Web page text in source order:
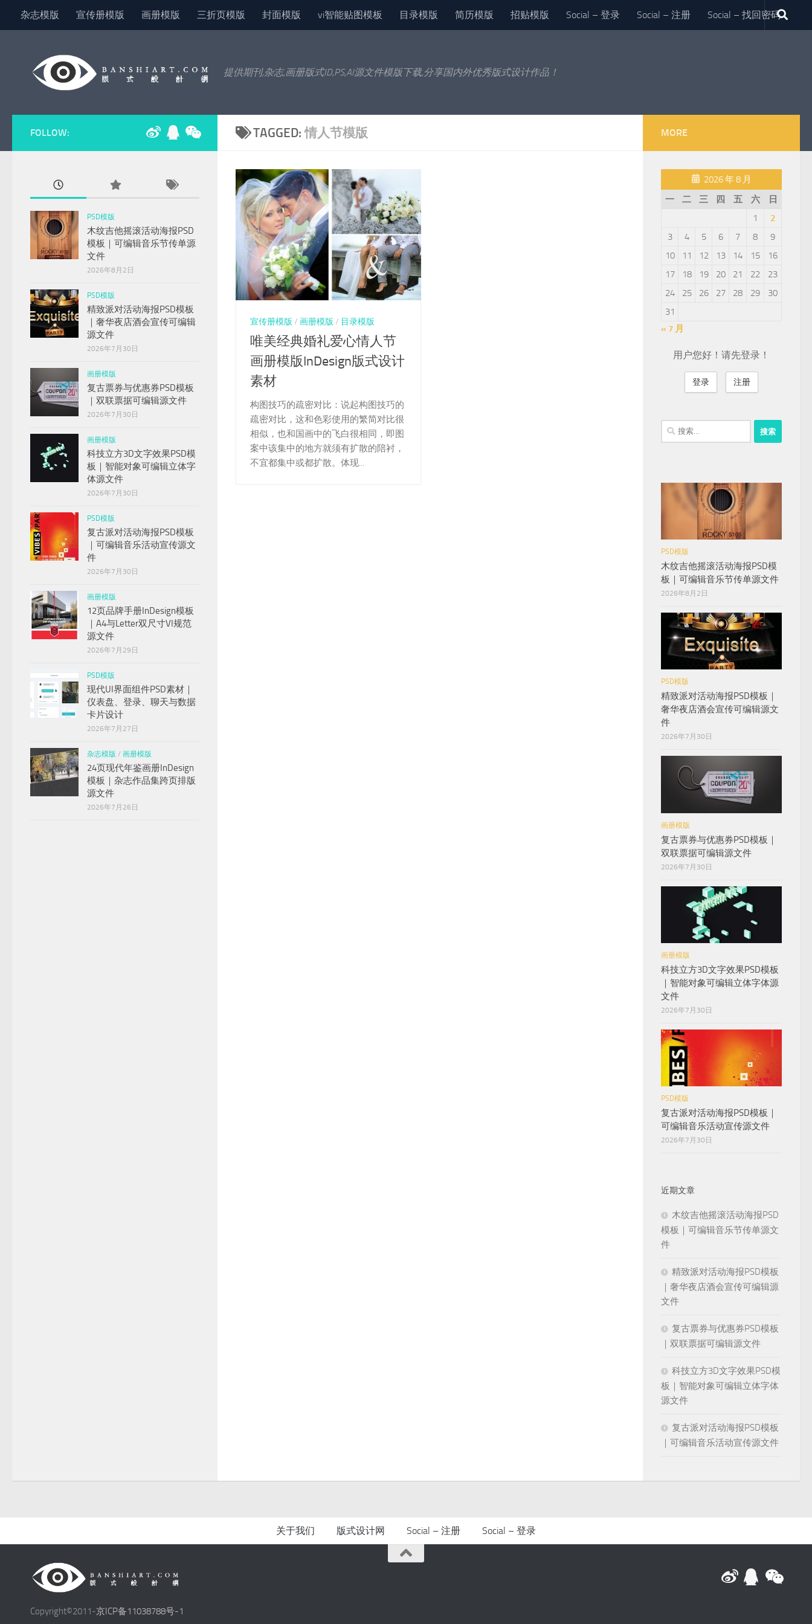
Skip to content
杂志模版 宣传册模版 画册模版 三折页模版 封面模版 vi智能贴图模板 目录模版 简历模版 招贴模版 Social – 登录 Social – 注册 Social – 找回密码
提供期刊,杂志,画册版式ID,PS,AI源文件模版下载,分享国内外优秀版式设计作品！
TAGGED:情人节模版
宣传册模版 / 画册模版 / 目录模版
唯美经典婚礼爱心情人节
画册模版InDesign版式设计
素材
构图技巧的疏密对比：说起构图技巧的
疏密对比，这和色彩使用的繁简对比很
相似，也和国画中的飞白很相同，即图
案中该集中的地方就须有扩散的陪衬，
不宜都集中或都扩散。体现...
FOLLOW:
PSD模版
木纹吉他摇滚活动海报PSD
模板｜可编辑音乐节传单源
文件
2026年8月2日
PSD模版
精致派对活动海报PSD模板
｜奢华夜店酒会宣传可编辑
源文件
2026年7月30日
画册模版
复古票券与优惠券PSD模板
｜双联票据可编辑源文件
2026年7月30日
画册模版
科技立方3D文字效果PSD模
板｜智能对象可编辑立体字
体源文件
2026年7月30日
PSD模版
复古派对活动海报PSD模板
｜可编辑音乐活动宣传源文
件
2026年7月30日
画册模版
12页品牌手册InDesign模板
｜A4与Letter双尺寸VI规范
源文件
2026年7月29日
PSD模版
现代UI界面组件PSD素材｜
仪表盘、登录、聊天与数据
卡片设计
2026年7月27日
杂志模版 / 画册模版
24页现代年鉴画册InDesign
模板｜杂志作品集跨页排版
源文件
2026年7月26日
MORE
2026 年 8 月
一
二 三 四 五 六
日
1
2
3
4 5 6 7 8
9
10
11 12 13 14 15
16
17
18 19 20 21 22
23
24
25 26 27 28 29
30
31
« 7 月
用户您好！请先登录！
登录 注册
搜
索：
PSD模版
木纹吉他摇滚活动海报PSD模
板｜可编辑音乐节传单源文件
2026年8月2日
PSD模版
精致派对活动海报PSD模板｜
奢华夜店酒会宣传可编辑源文
件
2026年7月30日
画册模版
复古票券与优惠券PSD模板｜
双联票据可编辑源文件
2026年7月30日
画册模版
科技立方3D文字效果PSD模板
｜智能对象可编辑立体字体源
文件
2026年7月30日
PSD模版
复古派对活动海报PSD模板｜
可编辑音乐活动宣传源文件
2026年7月30日
近期文章
木纹吉他摇滚活动海报PSD
模板｜可编辑音乐节传单源文
件
精致派对活动海报PSD模板
｜奢华夜店酒会宣传可编辑源
文件
复古票券与优惠券PSD模板
｜双联票据可编辑源文件
科技立方3D文字效果PSD模
板｜智能对象可编辑立体字体
源文件
复古派对活动海报PSD模板
｜可编辑音乐活动宣传源文件
关于我们 版式设计网 Social – 注册 Social – 登录
Copyright©2011-京ICP备11038788号-1